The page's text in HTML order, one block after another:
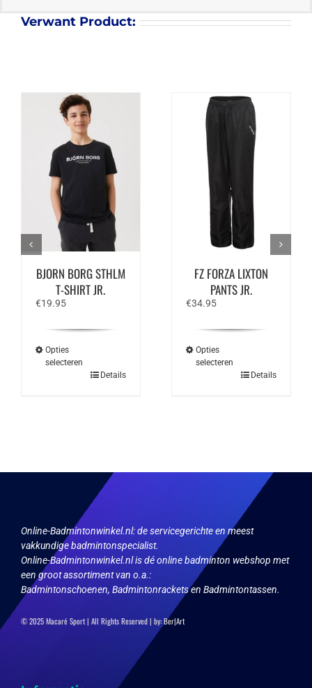
Verwant Product:
BJORN BORG STHLM
T-SHIRT JR.
€19.95
Opties
selecteren
Dit
worden
productpagina
Details
FZ FORZA LIXTON
PANTS JR.
€34.95
Opties
selecteren
Dit
worden
productpagina
Details
Online-Badmintonwinkel.nl:de servicegerichte en meest
vakkundige badmintonspecialist.
Online-Badmintonwinkel.nl is dé online badminton webshop met
een groot assortiment van o.a.:
Badmintonschoenen, Badmintonrackets en Badmintontassen.
© 2025 Macaré Sport | All Rights Reserved | by:Ber|Art